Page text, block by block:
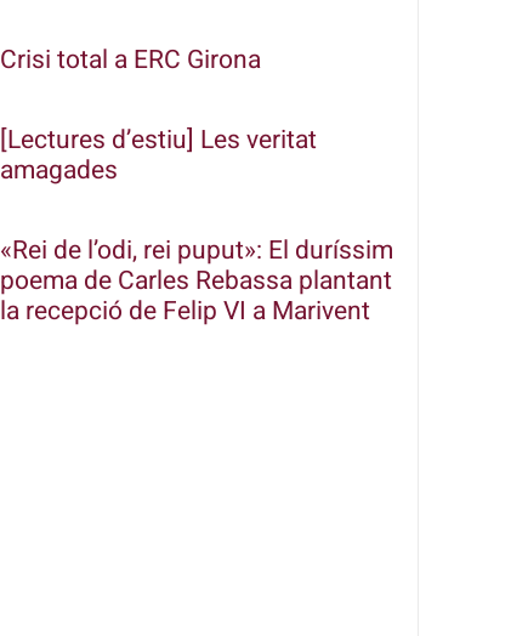
Crisi total a ERC Girona
[Lectures d’estiu] Les veritat
amagades
«Rei de l’odi, rei puput»: El duríssim
poema de Carles Rebassa plantant
la recepció de Felip VI a Marivent